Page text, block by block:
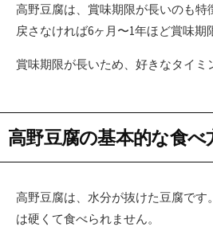
高野豆腐は、賞味期限が長いのも特
戻さなければ6ヶ月〜1年ほど賞味期
賞味期限が長いため、好きなタイミ
高野豆腐の基本的な食べ
高野豆腐は、水分が抜けた豆腐です
は硬くて食べられません。